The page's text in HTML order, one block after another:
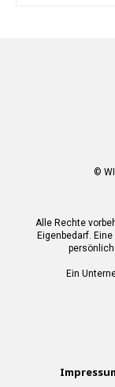
©
Alle Rechte
Eigenbedarf.
Ein